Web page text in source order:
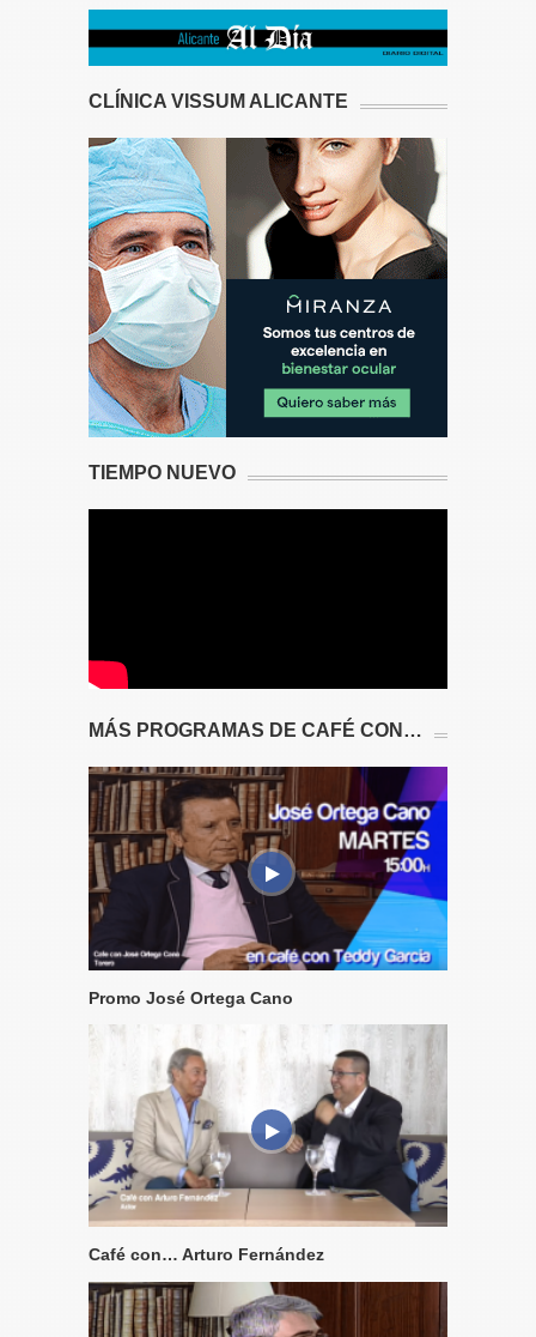
CLÍNICA VISSUM ALICANTE
TIEMPO NUEVO
MÁS PROGRAMAS DE CAFÉ CON…
Promo José Ortega Cano
Café con… Arturo Fernández